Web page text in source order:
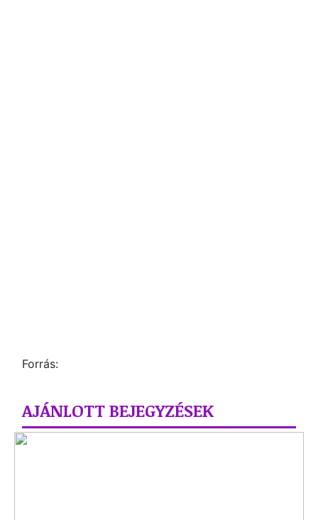
Forrás:
AJÁNLOTT BEJEGYZÉSEK